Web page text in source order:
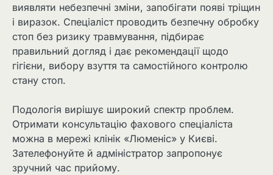
виявляти небезпечні зміни, запобігати появі тріщин
і виразок. Спеціаліст проводить безпечну обробку
стоп без ризику травмування, підбирає
правильний догляд і дає рекомендації щодо
гігієни, вибору взуття та самостійного контролю
стану стоп.
Подологія вирішує широкий спектр проблем.
Отримати консультацію фахового спеціаліста
можна в мережі клінік «Люменіс» у Києві.
Зателефонуйте й адміністратор запропонує
зручний час прийому.